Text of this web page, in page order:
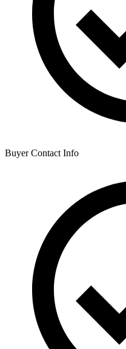
Buyer Contact Info